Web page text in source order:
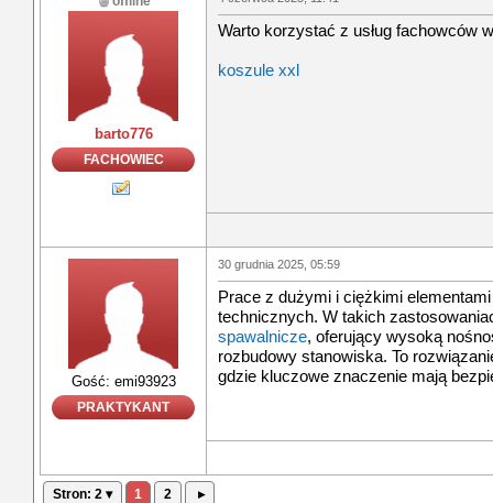
barto776
FACHOWIEC
Warto korzystać z usług fachowców
koszule xxl
Gość: emi93923
PRAKTYKANT
30 grudnia 2025, 05:59
Prace z dużymi i ciężkimi
technicznych. W takich
spawalnicze, oferujący wysoką
rozbudowy stanowiska. To
gdzie kluczowe znaczenie mają
Stron: 2 ▾ 1 2 ▸